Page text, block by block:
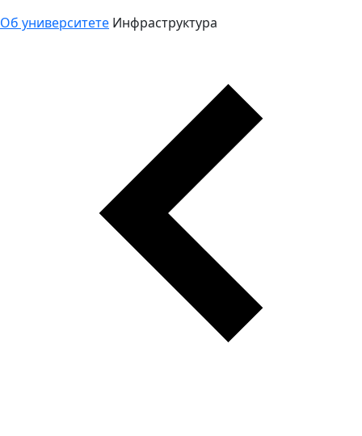
Об университете Инфраструктура